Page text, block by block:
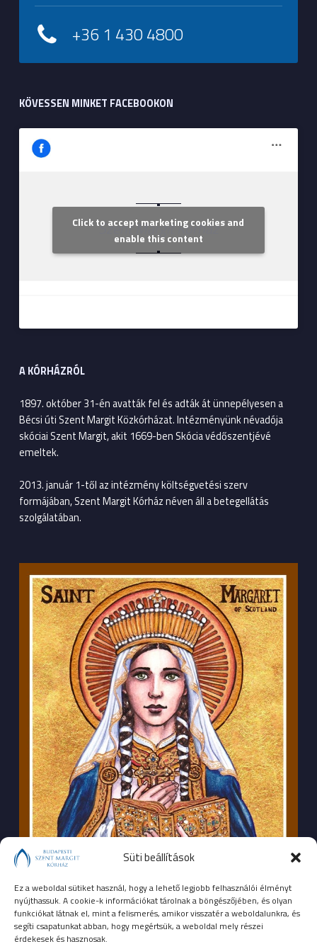
Süti beállítások
Ez a weboldal sütiket használ, hogy a lehető legjobb felhasználói élményt
nyújthassuk. A cookie-k információkat tárolnak a böngészőjében, és olyan
funkciókat látnak el, mint a felismerés, amikor visszatér a weboldalunkra, és
segíti csapatunkat abban, hogy megértsük, a weboldal mely részei
érdekesek és hasznosak.
+36 1 430 4800
KÖVESSEN MINKET FACEBOOKON
Szent Margit Kórház
Click to accept marketing cookies and
enable this content
A KÓRHÁZRÓL
1897. október 31-én avatták fel és adták át ünnepélyesen a
Bécsi úti Szent Margit Közkórházat. Intézményünk névadója
skóciai Szent Margit, akit 1669-ben Skócia védőszentjévé
emeltek.
2013. január 1-től az intézmény költségvetési szerv
formájában, Szent Margit Kórház néven áll a betegellátás
szolgálatában.